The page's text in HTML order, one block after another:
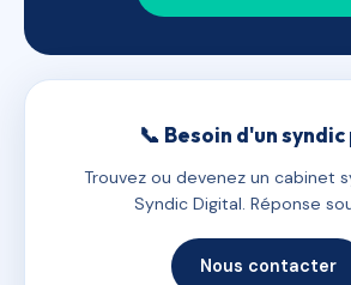
📞 Besoin d'un syndic
Trouvez ou devenez un cabinet
Syndic Digital. Réponse
Nous contacter